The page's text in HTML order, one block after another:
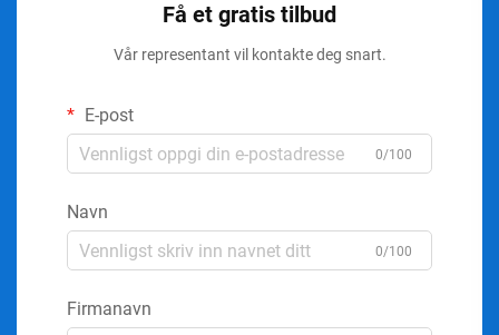
Få et gratis tilbud
Vår representant vil kontakte deg snart.
E-post
0/100
Navn
0/100
Firmanavn